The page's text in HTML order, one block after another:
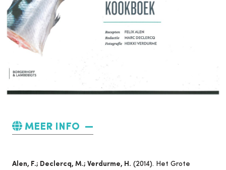
MEER INFO
Alen, F.; Declercq, M.; Verdurme, H. (2014). Het Grote